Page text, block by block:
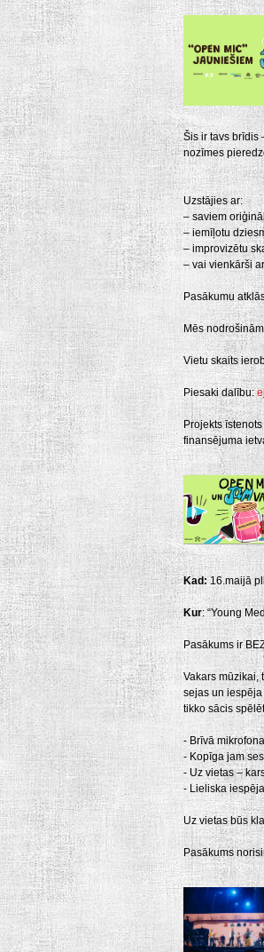
Šis ir tavs brīdis
nozīmes
Uzstājies ar:
– saviem
– iemīļotu
– improvizētu
– vai vienkārši
Pasākumu
Mēs
Vietu skaits
Piesaki dalību:
Projekts
finansējuma
Kad:16.maijā
Kur: “Young
Pasākums ir
Vakars mūzikai,
sejas un
tikko sācis
- Brīvā
- Kopīga jam
- Uz vietas –
- Lieliska
Uz vietas būs
Pasākums